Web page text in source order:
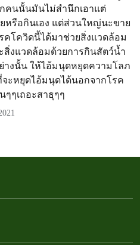
คนนั้นมันไม่สำนึกเอาแต่
หรือกินเอง แต่ส่วนใหญ่นะขาย
คโควิดนี้ได้มาช่วยสิ่งแวดล้อม
สิ่งแวดล้อมด้วยการกินสัตว์น้ำ
างนั้น ให้ไอ้มนุดหยุดความโลภ
ะหยุดไอ้มนุดได้นอกจากโรค
ๆๆเถอะสาธุๆๆ